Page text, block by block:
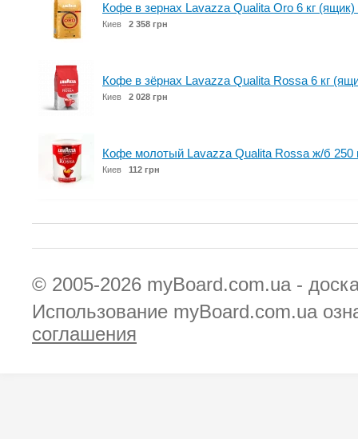
Кофе в зернах Lavazza Qualita Oro 6 кг (ящик)
Киев 2 358 грн
Кофе в зёрнах Lavazza Qualita Rossa 6 кг
Киев 2 028 грн
Кофе молотый Lavazza Qualita Rossa ж/б 250
Киев 112 грн
© 2005-2026 myBoard.com.ua -
Использование myBoard.com.ua
соглашения